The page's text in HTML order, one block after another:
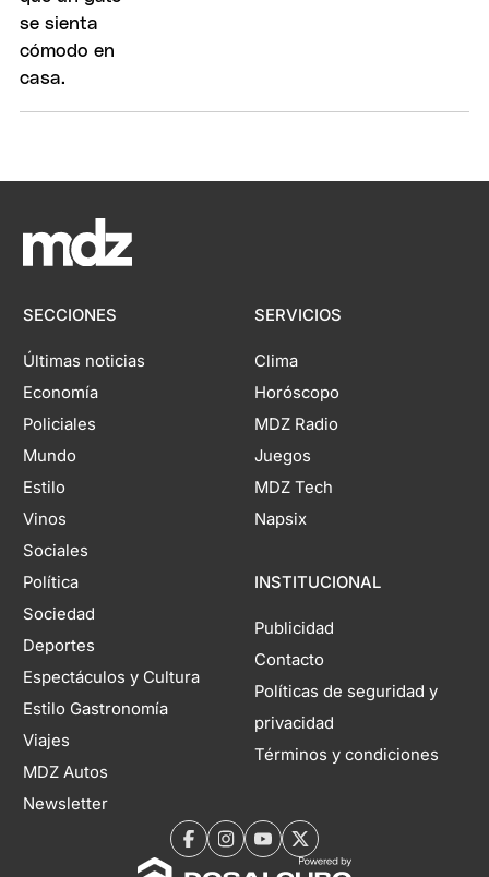
SECCIONES
Últimas noticias
Economía
Policiales
Mundo
Estilo
Vinos
Sociales
Política
Sociedad
Deportes
Espectáculos y Cultura
Estilo Gastronomía
Viajes
MDZ Autos
Newsletter
SERVICIOS
Clima
Horóscopo
MDZ Radio
Juegos
MDZ Tech
Napsix
INSTITUCIONAL
Publicidad
Contacto
Políticas de seguridad y
privacidad
Términos y condiciones